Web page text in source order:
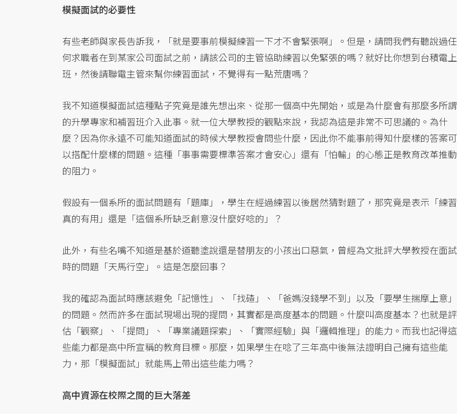
模擬面試的必要性
有些老師與家長告訴我，「就是要事前模擬練習一下才不會緊張啊」。但是，請問我們有聽說過任
何求職者在到某家公司面試之前，請該公司的主管協助練習以免緊張的嗎？就好比你想到台積電上
班，然後請聯電主管來幫你練習面試，不覺得有一點荒唐嗎？
我不知道模擬面試這種點子究竟是誰先想出來、從那一個高中先開始，或是為什麼會有那麼多所謂
的升學專家和補習班介入此事。就一位大學教授的觀點來說，我認為這是非常不可思議的。為什
麼？因為你永遠不可能知道面試的時候大學教授會問些什麼，因此你不能事前得知什麼樣的答案可
以搭配什麼樣的問題。這種「事事需要標準答案才會安心」還有「怕輸」的心態正是教育改革推動
的阻力。
假設有一個系所的面試問題有「題庫」，學生在經過練習以後居然猜對題了，那究竟是表示「練習
真的有用」還是「這個系所缺乏創意沒什麼好唸的」？
此外，有些名嘴不知道是基於道聽塗說還是替朋友的小孩出口惡氣，曾經為文批評大學教授在面試
時的問題「天馬行空」。這是怎麼回事？
我的確認為面試時應該避免「記憶性」、「找碴」、「爸媽沒錢學不到」以及「要學生揣摩上意」
的問題。然而許多在面試現場出現的提問，其實都是高度基本的問題。什麼叫高度基本？也就是評
估「觀察」、「提問」、「專業議題探索」、「實際經驗」與「邏輯推理」的能力。而我也記得這
些能力都是高中所宣稱的教育目標。那麼，如果學生在唸了三年高中後無法證明自己擁有這些能
力，那「模擬面試」就能馬上帶出這些能力嗎？
高中資源在校際之間的巨大落差